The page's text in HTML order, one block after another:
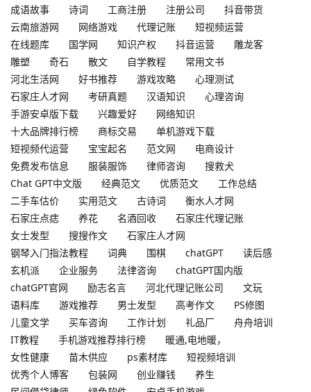
成语故事
诗词 工商注册 注册公司
抖音带货
云南旅游网
网络游戏 代理记账
短视频运营
在线题库
国学网 知识产权 抖音运营
雕龙客
雕塑
奇石 散文 自学教程
常用文书
河北生活网
好书推荐 游戏攻略
心理测试
石家庄人才网
考研真题 汉语知识
心理咨询
手游安卓版下载
兴趣爱好
网络知识
十大品牌排行榜
商标交易
单机游戏下载
短视频代运营
宝宝起名 范文网
电商设计
免费发布信息
服装服饰 律师咨询
搜救犬
Chat GPT中文版
经典范文 优质范文
工作总结
二手车估价
实用范文 古诗词
衡水人才网
石家庄点痣
养花 名酒回收
石家庄代理记账
女士发型
搜搜作文
石家庄人才网
钢琴入门指法教程
词典 围棋 chatGPT
读后感
玄机派
企业服务 法律咨询
chatGPT国内版
chatGPT官网
励志名言 河北代理记账公司
文玩
语料库
游戏推荐 男士发型 高考作文
PS修图
儿童文学
买车咨询 工作计划 礼品厂
舟舟培训
IT教程
手机游戏推荐排行榜
暖通,电地暖，
女性健康
苗木供应 ps素材库
短视频培训
优秀个人博客
包装网 创业赚钱
养生